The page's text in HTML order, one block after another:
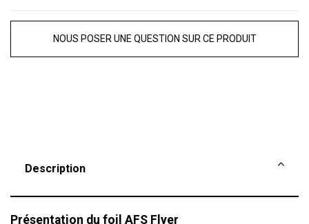
NOUS POSER UNE QUESTION SUR CE PRODUIT
Description
Présentation du foil AFS Flyer